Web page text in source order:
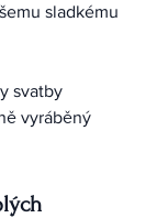
sladkému
svatby
vyráběný